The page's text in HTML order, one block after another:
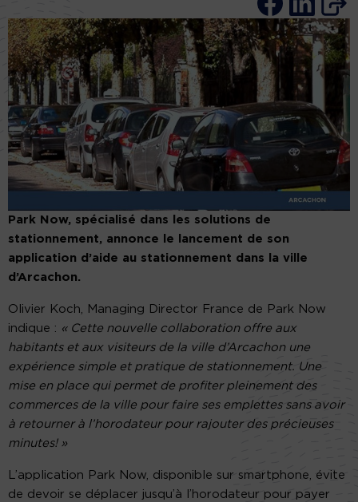
Park Now, spécialisé dans les solutions de
stationnement, annonce le lancement de son
application d’aide au stationnement dans la ville
d’Arcachon.
Olivier Koch, Managing Director France de Park Now
indique : « Cette nouvelle collaboration offre aux
habitants et aux visiteurs de la ville d’Arcachon une
expérience simple et pratique de stationnement. Une
mise en place qui permet de profiter pleinement des
commerces de la ville pour faire ses emplettes sans avoir
à retourner à l’horodateur pour rajouter des précieuses
minutes! »
L’application Park Now, disponible sur smartphone, évite
de devoir se déplacer jusqu’à l’horodateur pour payer